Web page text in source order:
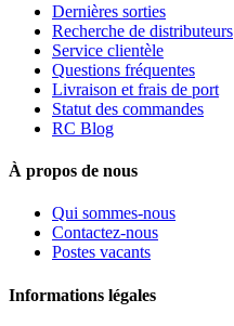
Dernières sorties
Recherche de distributeurs
Service clientèle
Questions fréquentes
Livraison et frais de port
Statut des commandes
RC Blog
À propos de nous
Qui sommes-nous
Contactez-nous
Postes vacants
Informations légales